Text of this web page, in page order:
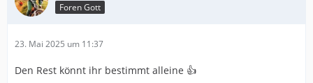
Foren Gott
23. Mai 2025 um 11:37
Den Rest könnt ihr bestimmt alleine 👍